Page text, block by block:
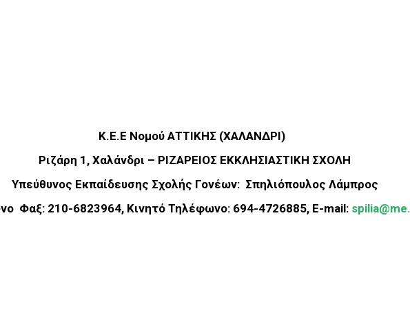
Κ.Ε.Ε Νομού ΑΤΤΙΚΗΣ (ΧΑΛΑΝΔΡΙ)
Ριζάρη 1, Χαλάνδρι – ΡΙΖΑΡΕΙΟΣ ΕΚΚΛΗΣΙΑΣΤΙΚΗ ΣΧΟΛΗ
Υπεύθυνος Εκπαίδευσης Σχολής Γονέων: Σπηλιόπουλος Λάμπρος
 Φαξ: 210-6823964, Κινητό Τηλέφωνο: 694-4726885, E-mail: